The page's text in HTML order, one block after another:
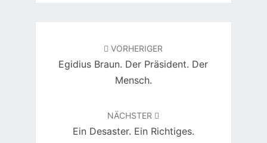
VORHERIGER
Egidius Braun. Der Präsident. Der
Mensch.
NÄCHSTER
Ein Desaster. Ein Richtiges.